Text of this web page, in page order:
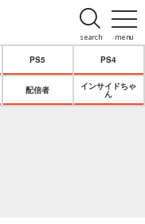
menu
search
PS5 PS4
配信者
インサイドちゃ
ん